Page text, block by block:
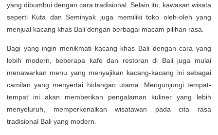
yang dibumbui dengan cara tradisional. Selain itu, kawasan wisata
seperti Kuta dan Seminyak juga memiliki toko oleh-oleh yang
menjual kacang khas Bali dengan berbagai macam pilihan rasa.
Bagi yang ingin menikmati kacang khas Bali dengan cara yang
lebih modern, beberapa kafe dan restoran di Bali juga mulai
menawarkan menu yang menyajikan kacang-kacang ini sebagai
camilan yang menyertai hidangan utama. Mengunjungi tempat-
tempat ini akan memberikan pengalaman kuliner yang lebih
menyeluruh, memperkenalkan wisatawan pada cita rasa
tradisional Bali yang modern.